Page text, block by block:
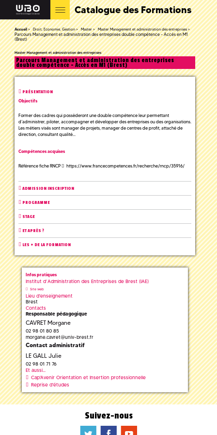
Catalogue des Formations
Accueil Droit, Economie, Gestion Master Master Management et administration des entreprises
Parcours Management et administration des entreprises double compétence - Accès en M1
(Brest)
Master Management et administration des entreprises
Parcours Management et administration des entreprises
double compétence - Accès en M1 (Brest)
PRÉSENTATION
Objectifs
Former des cadres qui possèderont une double compétence leur permettant
d’administrer, piloter, accompagner et développer des entreprises ou des organisations.
Les métiers visés sont manager de projets, manager de centres de profit, attaché de
direction, consultant qualité...
Compétences acquises
Référence fiche RNCP https://www.francecompetences.fr/recherche/rncp/35916/
ADMISSION INSCRIPTION
PROGRAMME
STAGE
ET APRÈS ?
LES + DE LA FORMATION
Infos pratiques
Institut d’Administration des Entreprises de Brest (IAE)
Site web
Lieu d'enseignement
Brest
Contacts
Responsable pédagogique
CAVRET Morgane
02 98 01 80 85
morgane.cavret@univ-brest.fr
Contact administratif
LE GALL Julie
02 98 01 71 76
Et aussi...
Cap'Avenir Orientation et Insertion professionnelle
Reprise d'études
Suivez-nous